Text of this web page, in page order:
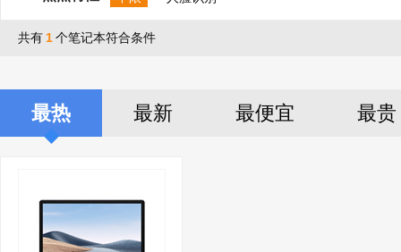
共有 1个笔记本符合条件
最热 最新 最便宜 最贵